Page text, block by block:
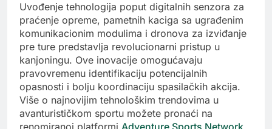
Uvođenje tehnologija poput digitalnih senzora za
praćenje opreme, pametnih kaciga sa ugrađenim
komunikacionim modulima i dronova za izviđanje
pre ture predstavlja revolucionarni pristup u
kanjoningu. Ove inovacije omogućavaju
pravovremenu identifikaciju potencijalnih
opasnosti i bolju koordinaciju spasilačkih akcija.
Više o najnovijim tehnološkim trendovima u
avanturističkom sportu možete pronaći na
renomiranoj platformi Adventure Sports Network